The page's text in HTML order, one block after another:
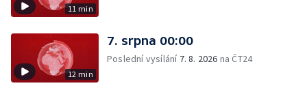
11 min
12 min
7. srpna 00:00
Poslední vysílání 7. 8. 2026 na ČT24